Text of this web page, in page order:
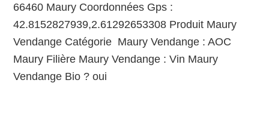
66460 Maury Coordonnées Gps :
42.8152827939,2.61292653308 Produit Maury
Vendange Catégorie Maury Vendange : AOC
Maury Filière Maury Vendange : Vin Maury
Vendange Bio ? oui